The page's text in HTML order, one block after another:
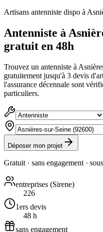
Artisans antenniste dispo à
Antenniste à
gratuit en 48h
Trouvez un antenniste à
gratuitement jusqu'à 3 devis
l'assurance décennale sont
particuliers.
Déposer mon projet
Gratuit · sans engagement · sous
entreprises (Sirene)
226
1ers devis
48 h
sans engagement